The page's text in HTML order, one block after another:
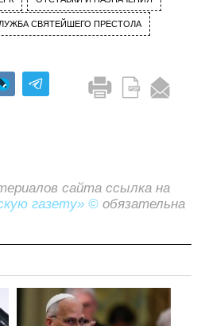
СВЯТЕЙШЕГО ПРЕСТОЛА
сайта ссылка на
газету» © обязательна